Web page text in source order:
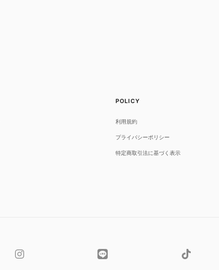
POLICY
利用規約
プライバシーポリシー
特定商取引法に基づく表示